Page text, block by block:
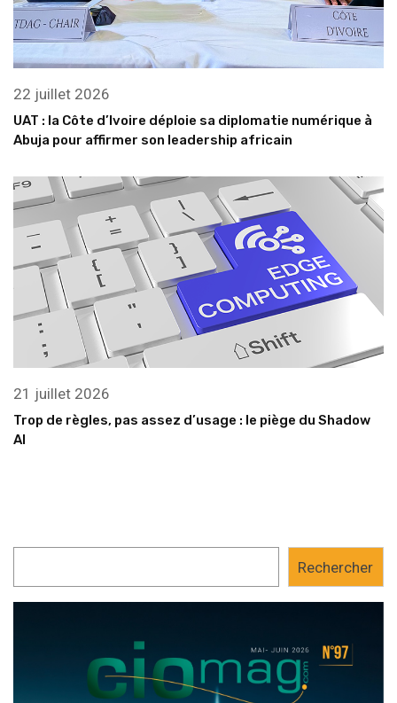
22 juillet 2026
UAT : la Côte d’Ivoire déploie sa diplomatie numérique à
Abuja pour affirmer son leadership africain
21 juillet 2026
Trop de règles, pas assez d’usage : le piège du Shadow
AI
Rechercher